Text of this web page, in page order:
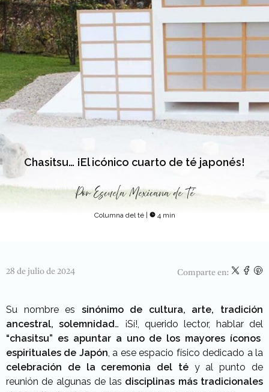
Chasitsu… ¡El icónico cuarto de té japonés!
Por Escuela Mexicana de Té
Columna del té | 4 min
28 de julio de 2024 Comparte en:
Su nombre es sinónimo de cultura, arte, tradición
ancestral, solemnidad… ¡Sí!, querido lector, hablar del
“chasitsu” es apuntar a uno de los mayores íconos
espirituales de Japón , a ese espacio físico dedicado a la
celebración de la ceremonia del téy al punto de
reunión de algunas de las disciplinas más tradicionales